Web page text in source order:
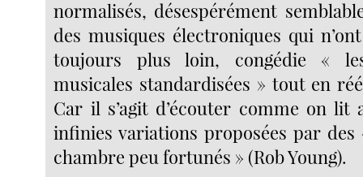
normalisés, désespérément
des musiques électroniques qui
toujours plus loin, congédie «
musicales standardisées » tout en
Car il s’agit d’écouter comme on lit
infinies variations proposées par
chambre peu fortunés » (Rob Young).